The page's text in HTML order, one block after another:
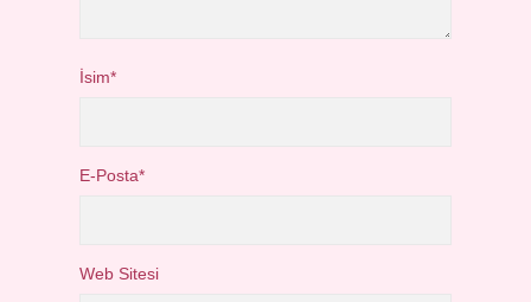
İsim*
E-Posta*
Web Sitesi